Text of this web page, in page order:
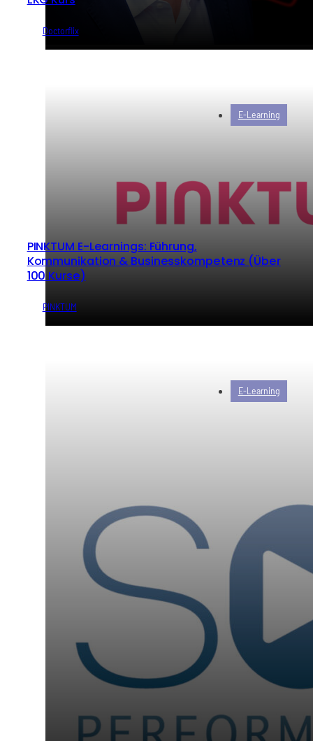
Doctorflix
PINKTUM E-Learnings: Führung,
Kommunikation & Businesskompetenz (Über
100 Kurse)
PINKTUM
E-Learning
E-Learning